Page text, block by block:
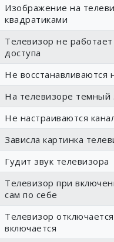
Изображение на
квадратиками
Телевизор не
доступа
Не восстанавливаются
На телевизоре темный
Не настраиваются
Зависла картинка
Гудит звук телевизора
Телевизор при
сам по себе
Телевизор
включается